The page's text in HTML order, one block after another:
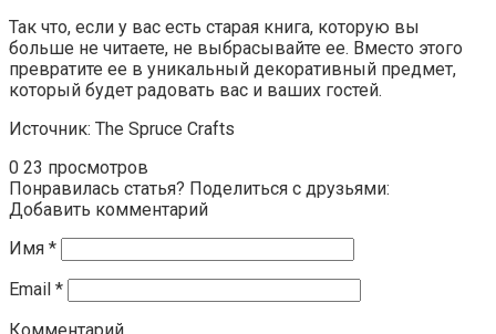
Так что, если у вас есть старая книга, которую вы
больше не читаете, не выбрасывайте ее. Вместо этого
превратите ее в уникальный декоративный предмет,
который будет радовать вас и ваших гостей.
Источник: The Spruce Crafts
0 23 просмотров
Понравилась статья? Поделиться с друзьями:
Добавить комментарий
Имя *
Email *
Комментарий